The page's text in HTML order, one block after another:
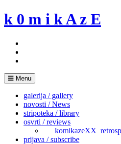
Skip
to
k 0 m i k A z E
Menu
galerija / gallery
novosti / News
stripoteka / library
osvrti / reviews
prijava / subscribe